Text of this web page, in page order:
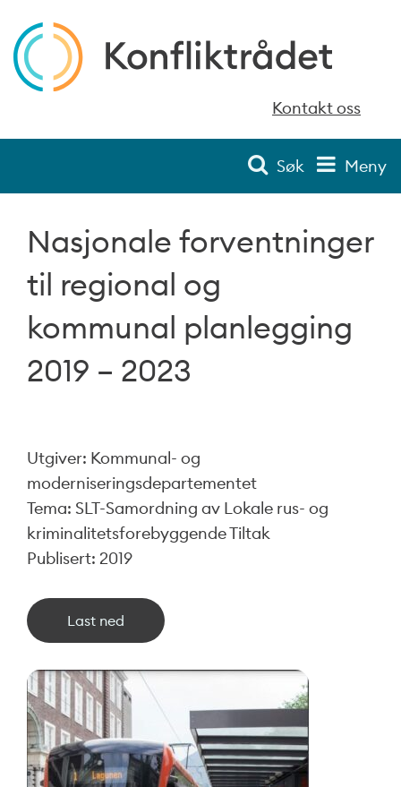
Kontakt oss
Søk Meny
Nasjonale forventninger
til regional og
kommunal planlegging
2019 – 2023
Utgiver: Kommunal- og
moderniseringsdepartementet
Tema: SLT-Samordning av Lokale rus- og
kriminalitetsforebyggende Tiltak
Publisert: 2019
Last ned